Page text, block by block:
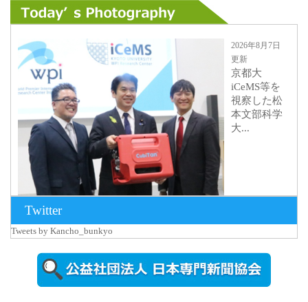
2026年8月7日
更新
京都大
iCeMS等を
視察した松
本文部科学
大...
2026年8月5日
更新
農工大で大
Twitter
Tweets by Kancho_bunkyo